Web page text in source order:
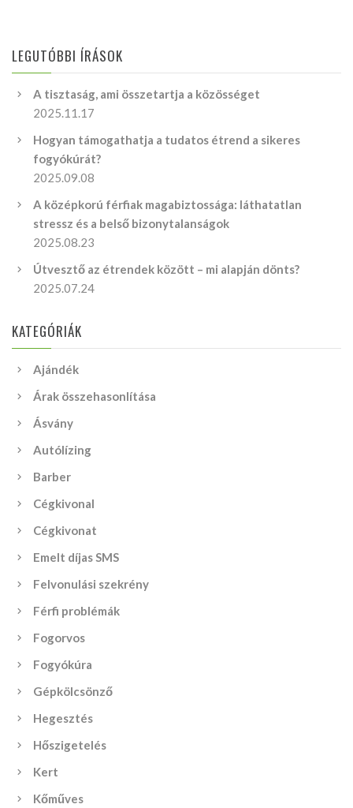
LEGUTÓBBI ÍRÁSOK
A tisztaság, ami összetartja a közösséget
2025.11.17
Hogyan támogathatja a tudatos étrend a sikeres
fogyókúrát?
2025.09.08
A középkorú férfiak magabiztossága: láthatatlan
stressz és a belső bizonytalanságok
2025.08.23
Útvesztő az étrendek között – mi alapján dönts?
2025.07.24
KATEGÓRIÁK
Ajándék
Árak összehasonlítása
Ásvány
Autólízing
Barber
Cégkivonal
Cégkivonat
Emelt díjas SMS
Felvonulási szekrény
Férfi problémák
Fogorvos
Fogyókúra
Gépkölcsönző
Hegesztés
Hőszigetelés
Kert
Kőműves